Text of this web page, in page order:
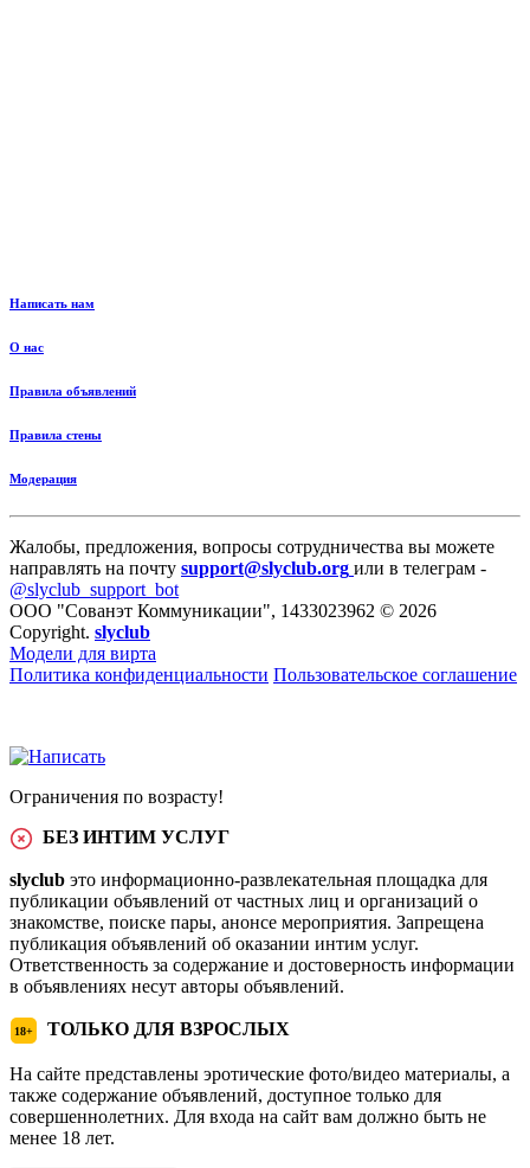
Написать нам
О нас
Правила объявлений
Правила стены
Модерация
Жалобы, предложения, вопросы сотрудничества вы можете
направлять на почту support@slyclub.org или в телеграм -
@slyclub_support_bot
ООО "Сованэт Коммуникации", 1433023962 © 2026
Copyright. slyclub
Модели для вирта
Политика конфиденциальности Пользовательское соглашение
Ограничения по возрасту!
БЕЗ ИНТИМ УСЛУГ
slyclub это информационно-развлекательная площадка для
публикации объявлений от частных лиц и организаций о
знакомстве, поиске пары, анонсе мероприятия. Запрещена
публикация объявлений об оказании интим услуг.
Ответственность за содержание и достоверность информации
в объявлениях несут авторы объявлений.
18+ ТОЛЬКО ДЛЯ ВЗРОСЛЫХ
На сайте представлены эротические фото/видео материалы, а
также содержание объявлений, доступное только для
совершеннолетних. Для входа на сайт вам должно быть не
менее 18 лет.